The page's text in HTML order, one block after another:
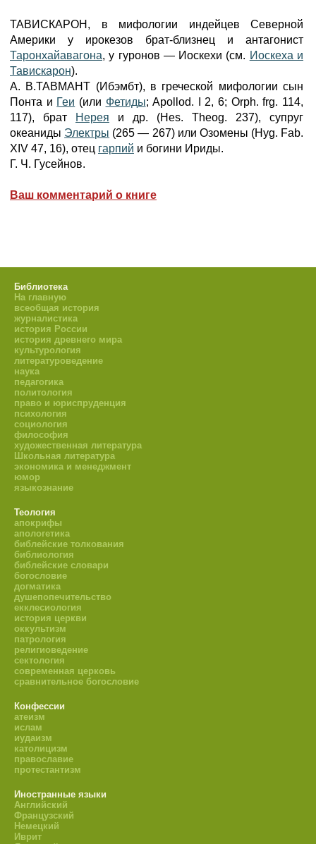
ТАВИСКАРОН, в мифологии индейцев Северной
Америки у ирокезов брат-близнец и антагонист
Таронхайавагона, у гуронов — Иоскехи (см. Иоскеха и
Тавискарон).
А. В.TABMАHT (Ибэмбт), в греческой мифологии сын
Понта и Геи (или Фетиды; Apollod. I 2, 6; Orph. frg. 114,
117), брат
Нерея и др. (Hes. Theog. 237), супруг
океаниды Электры (265 — 267) или Озомены (Hyg. Fab.
XIV 47, 16), отец гарпий и богини Ириды.
Г. Ч. Гусейнов.
Ваш комментарий о книге
Библиотека
На главную
всеобщая история
журналистика
история России
история древнего мира
культурология
литературоведение
наука
педагогика
политология
право и юриспруденция
психология
социология
философия
художественная литература
Школьная литература
экономика и менеджмент
юмор
языкознание
Теология
апокрифы
апологетика
библейские толкования
библиология
библейские словари
богословие
догматика
душепопечительство
екклесиология
история церкви
оккультизм
патрология
религиоведение
сектология
современная церковь
сравнительное богословие
Конфессии
атеизм
ислам
иудаизм
католицизм
православие
протестантизм
Иностранные языки
Английский
Французский
Немецкий
Иврит